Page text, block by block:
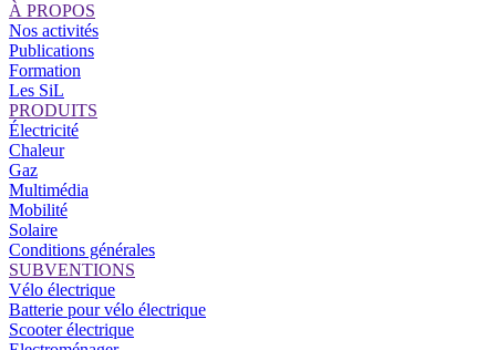
À PROPOS
Nos activités
Publications
Formation
Les SiL
PRODUITS
Électricité
Chaleur
Gaz
Multimédia
Mobilité
Solaire
Conditions générales
SUBVENTIONS
Vélo électrique
Batterie pour vélo électrique
Scooter électrique